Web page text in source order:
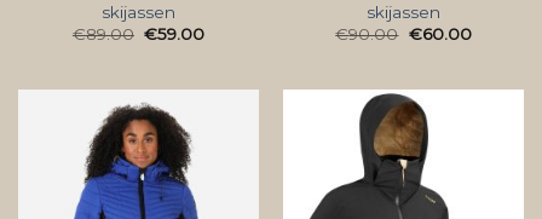
skijassen
€89.00 €59.00
skijassen
€90.00 €60.00